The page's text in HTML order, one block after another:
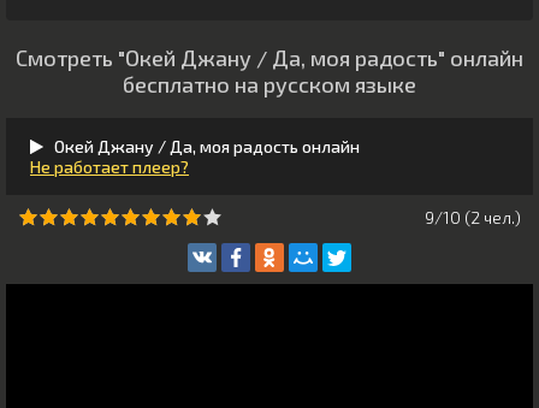
Смотреть "Окей Джану / Да, моя радость" онлайн
бесплатно на русском языке
Окей Джану / Да, моя радость онлайн
Не работает плеер?
9/10 (2 чeл.)